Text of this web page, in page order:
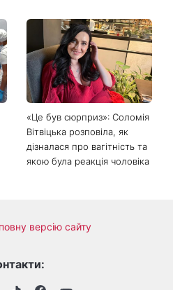
Не відкладайте до вересня:
що обов'язково потрібно
зробити на ділянці у серпні
2026